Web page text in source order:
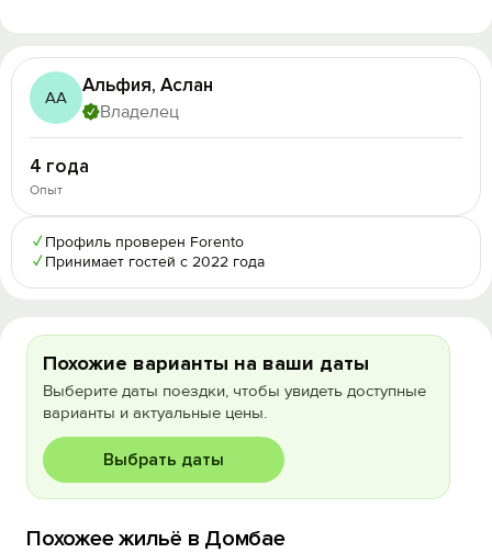
АА
Альфия, Аслан
Владелец
4 года
Опыт
✓ Профиль проверен Forento
✓ Принимает гостей с 2022 года
Похожие варианты на ваши даты
Выберите даты поездки, чтобы увидеть доступные
варианты и актуальные цены.
Выбрать даты
Похожее жильё в Домбае